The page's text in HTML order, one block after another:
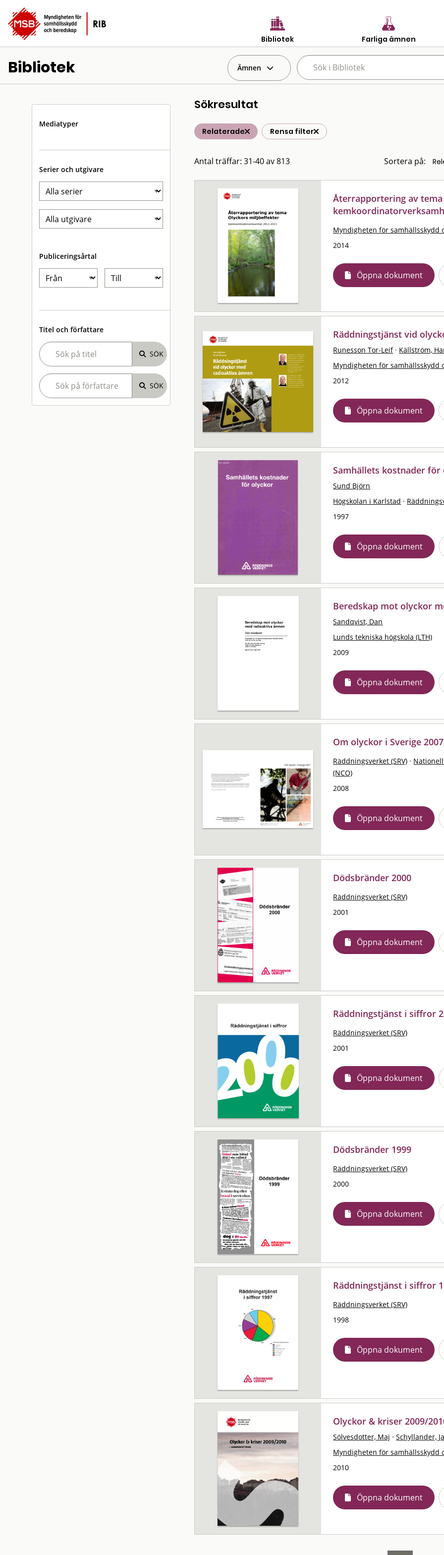
Bibliotek Farliga ämnen
Bibliotek Ämnen
Mediatyper
Serier och utgivare
Publiceringsårtal
Titel och författare
Sökresultat
Relaterade Rensa filter
Antal träffar: 31-40 av 813 Sortera på:
Återrapportering av
Myndigheten för samhällsskydd
2014
Öppna dokument
Räddningstjänst vid
Runesson Tor-Leif · Källström,
Myndigheten för samhällsskydd
2012
Öppna dokument
Samhällets kostnader för
Sund Björn
Högskolan i Karlstad ·
1997
Öppna dokument
Beredskap mot olyckor
Sandqvist, Dan
Lunds tekniska högskola (LTH)
2009
Öppna dokument
Om olyckor i Sverige 2007
Räddningsverket (SRV) ·
(NCO)
2008
Öppna dokument
Dödsbränder 2000
Räddningsverket (SRV)
2001
Öppna dokument
Räddningstjänst i siffror
Räddningsverket (SRV)
2001
Öppna dokument
Dödsbränder 1999
Räddningsverket (SRV)
2000
Öppna dokument
Räddningstjänst i siffror
Räddningsverket (SRV)
1998
Öppna dokument
Olyckor & kriser 2009/
Sölvesdotter, Maj · Schyllander,
Myndigheten för samhällsskydd
2010
Öppna dokument